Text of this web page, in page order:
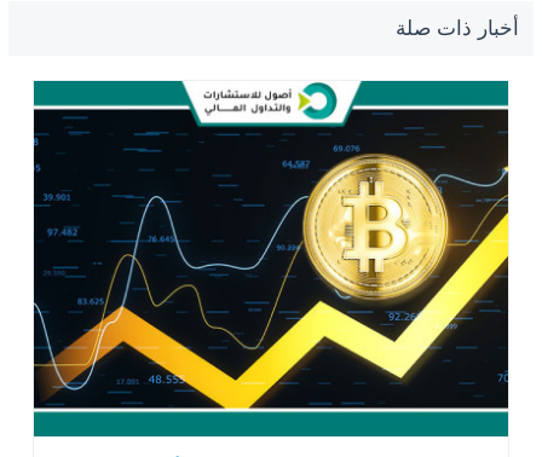
أخبار ذات صلة